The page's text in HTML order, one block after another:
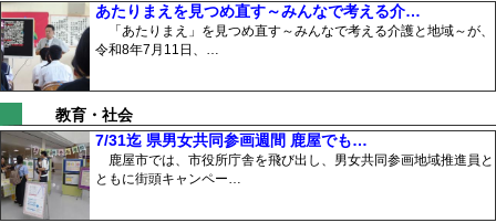
あたりまえを見つめ直す～みんなで考える介…
「あたりまえ」を見つめ直す～みんなで考える介護と地域～が、
令和8年7月11日、…
教育・社会
7/31迄 県男女共同参画週間 鹿屋でも…
鹿屋市では、市役所庁舎を飛び出し、男女共同参画地域推進員と
ともに街頭キャンペー…